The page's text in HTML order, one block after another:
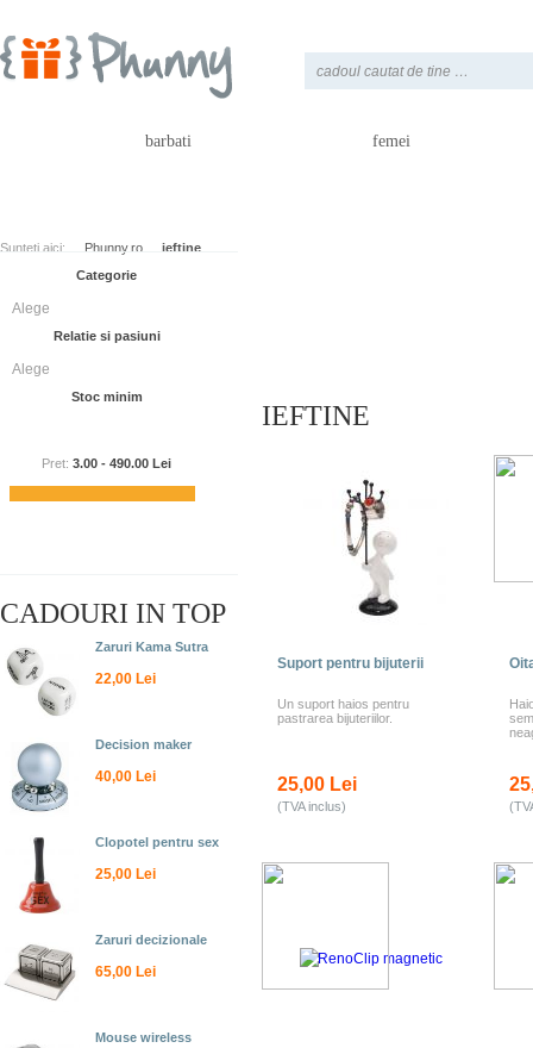
barbati femei
Sunteti aici: Phunny.ro
ieftine
Categorie
Alege
Relatie si pasiuni
Alege
Stoc minim
Pret:3.00 - 490.00 Lei
CADOURI IN TOP
Zaruri Kama Sutra
22,00 Lei
Decision maker
40,00 Lei
Clopotel pentru sex
25,00 Lei
Zaruri decizionale
65,00 Lei
Mouse wireless
IEFTINE
Suport pentru bijuterii
Un suport haios pentru
pastrarea bijuteriilor.
25,00 Lei
(TVA inclus)